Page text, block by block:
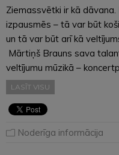
Ziemassvētki ir kā
izpausmēs – tā var būt
un tā var būt arī kā
Mārtiņš Brauns sava
veltījumu mūzikā –
LASĪT VISU
Noderīga informācija